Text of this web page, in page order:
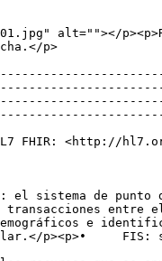
alt=""></
p>
<http://
el sistema de
entre
e
p><p>•     FIS: